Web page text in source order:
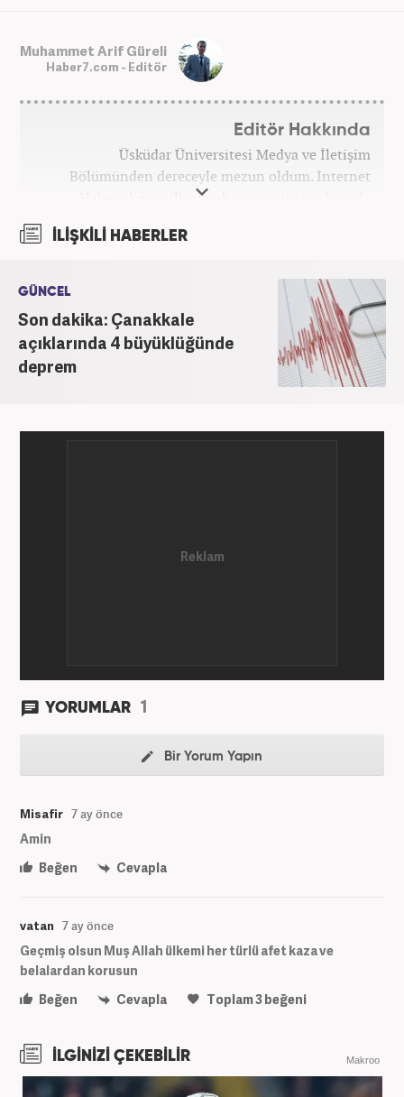
Muhammet Arif Güreli
Haber7.com - Editör
Editör Hakkında
Üsküdar Üniversitesi Medya ve İletişim
Bölümünden dereceyle mezun oldum. İnternet
Haberciliğine ilk olarak üniversite sıralarında
Kurduğum sitede 1 yıl kadar sağlık, spor ve kültür
yazıları yazdım. 2022 yılından bu yana Haber7
bünyesinde başlıca gündem, siyaset, dünya,
ekonomi kategorileri olmak üzere çok sayıda haber,
grafik ve video hazırladım. Kariyerime Haber7'de
gündem editörü olarak devam etmekteyim.
İLİŞKİLİ HABERLER
GÜNCEL
Son dakika: Çanakkale
açıklarında 4 büyüklüğünde
deprem
YORUMLAR 1
Bir Yorum Yapın
Misafir 7 ay önce
Amin
Beğen
Cevapla
vatan 7 ay önce
Geçmiş olsun Muş Allah ülkemi her türlü afet kaza ve
belalardan korusun
Beğen
Cevapla Toplam3beğeni
İLGİNİZİ ÇEKEBİLİR Makroo